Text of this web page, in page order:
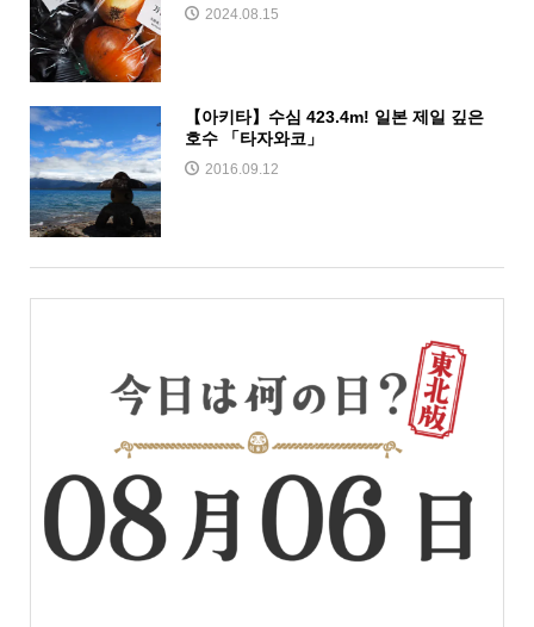
2024.08.15
【아키타】수심 423.4m! 일본 제일 깊은
호수 「타자와코」
2016.09.12